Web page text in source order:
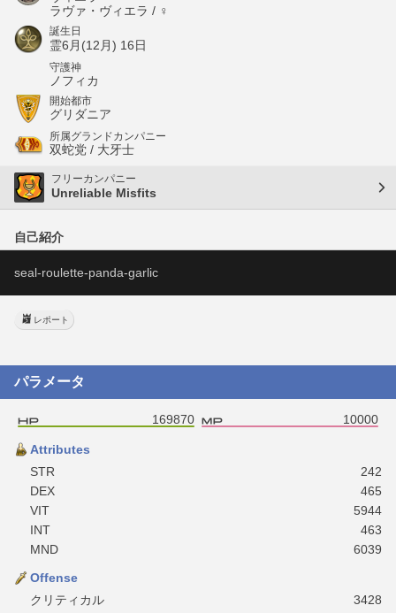
ラヴァ・ヴィエラ / ♀
誕生日
霊6月(12月) 16日
守護神
ノフィカ
開始都市
グリダニア
所属グランドカンパニー
双蛇党 / 大牙士
フリーカンパニー
Unreliable Misfits
自己紹介
seal-roulette-panda-garlic
レポート
パラメータ
169870 10000
Attributes
STR
242
DEX
465
VIT
5944
INT
463
MND
6039
Offense
クリティカル
3428